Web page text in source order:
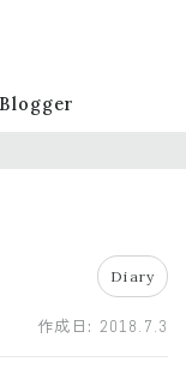
Blogger
Diary
作成日: 2018.7.3